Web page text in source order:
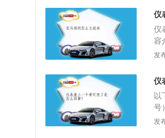
公
行
更
油
仪
仪
容
行
养
润
包
动
发
仪
以
号
功
发